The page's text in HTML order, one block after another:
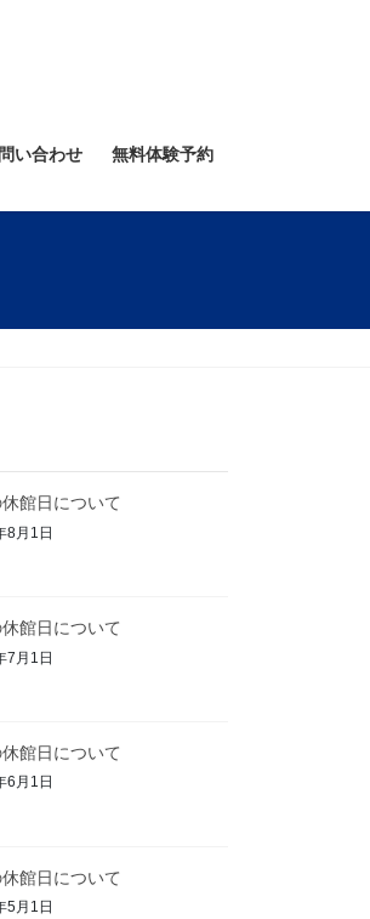
い合わせ 無料体験予約
館日について
8月1日
館日について
7月1日
館日について
6月1日
館日について
5月1日